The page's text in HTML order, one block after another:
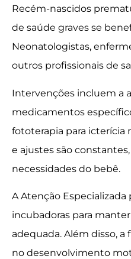
Recém-nascidos
de saúde graves se
Neonatologistas,
outros profissionais de
Intervenções incluem a
medicamentos
fototerapia para
e ajustes são
necessidades do bebê.
A Atenção
incubadoras para
adequada. Além disso,
no desenvolvimento